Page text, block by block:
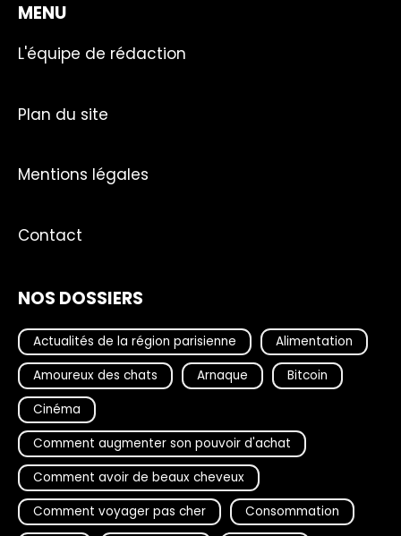
MENU
L'équipe de rédaction
Plan du site
Mentions légales
Contact
NOS DOSSIERS
Actualités de la région parisienne
Alimentation
Amoureux des chats
Arnaque
Bitcoin
Cinéma
Comment augmenter son pouvoir d'achat
Comment avoir de beaux cheveux
Comment voyager pas cher
Consommation